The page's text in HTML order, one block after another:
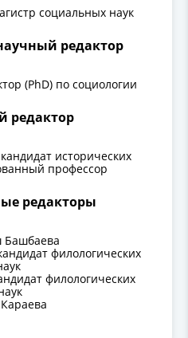
социальных наук
редактор
(PhD) по социологии
редактор
исторических
профессор
редакторы
Башбаева
филологических
филологических